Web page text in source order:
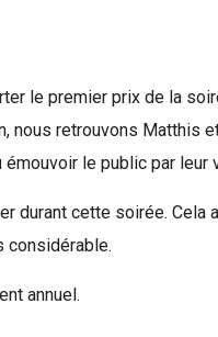
le premier prix de la
nous retrouvons Matthis
le public par leur
durant cette soirée. Cela
considérable.
annuel.